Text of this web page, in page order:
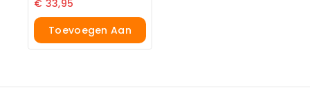
€ 33,95
Toevoegen Aan
Winkelwagen